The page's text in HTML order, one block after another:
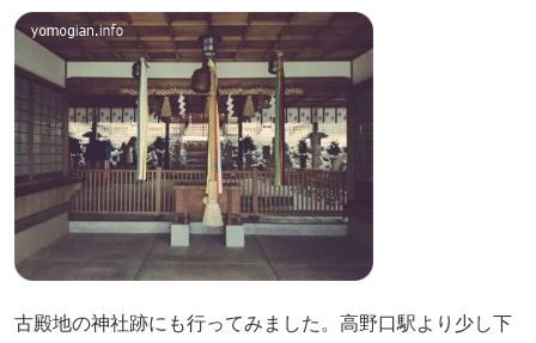
古殿地の神社跡にも行ってみました。高野口駅より少し下